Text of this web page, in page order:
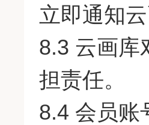
立即通知
8.3 云画库
担责任。
8.4 会员账